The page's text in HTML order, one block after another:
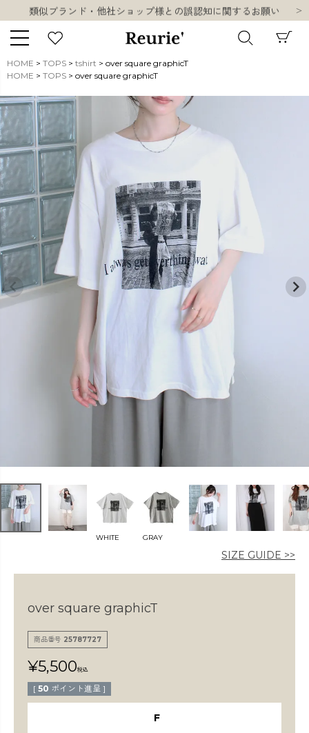
類似ブランド・他社ショップ様との誤認知に関するお願い
熊本県熊本地方を震源とする地震の影響について
お盆期間中の営業・配送に関して
類似ブランド・他社ショップ様との誤認知に関するお願い
キーワード
販売タイプ
新着 再入荷
商品タイプ
ORIGINAL HIT ITEM
HOME TOPS tshirt
over square graphicT
HOME
TOPS over square graphicT
WHITE GRAY
SIZE GUIDE >>
over square graphicT
商品番号 25787727
¥5,500税込
[ 50 ポイント進呈 ]
F